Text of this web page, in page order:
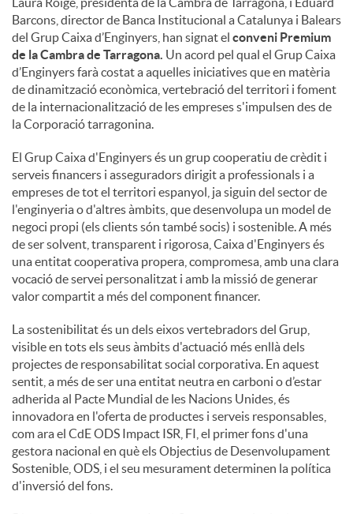
c
o
n
t
i
n
g
u
t
s
Barcons, director de Banca Institucional a Catalunya i Balears
del Grup Caixa d’Enginyers, han signat el conveni Premium
de la Cambra de Tarragona. Un acord pel qual el Grup Caixa
d’Enginyers farà costat a aquelles iniciatives que en matèria
de dinamització econòmica, vertebració del territori i foment
de la internacionalització de les empreses s'impulsen des de
la Corporació tarragonina.
El Grup Caixa d'Enginyers és un grup cooperatiu de crèdit i
serveis financers i asseguradors dirigit a professionals i a
empreses de tot el territori espanyol, ja siguin del sector de
l'enginyeria o d'altres àmbits, que desenvolupa un model de
negoci propi (els clients són també socis) i sostenible. A més
de ser solvent, transparent i rigorosa, Caixa d'Enginyers és
una entitat cooperativa propera, compromesa, amb una clara
vocació de servei personalitzat i amb la missió de generar
valor compartit a més del component financer.
La sostenibilitat és un dels eixos vertebradors del Grup,
visible en tots els seus àmbits d'actuació més enllà dels
projectes de responsabilitat social corporativa. En aquest
sentit, a més de ser una entitat neutra en carboni o d’estar
adherida al Pacte Mundial de les Nacions Unides, és
innovadora en l'oferta de productes i serveis responsables,
com ara el CdE ODS Impact ISR, FI, el primer fons d'una
gestora nacional en què els Objectius de Desenvolupament
Sostenible, ODS, i el seu mesurament determinen la política
d'inversió del fons.